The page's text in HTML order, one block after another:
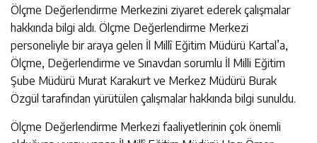
Ölçme Değerlendirme Merkezini ziyaret ederek çalışmalar
hakkında bilgi aldı. Ölçme Değerlendirme Merkezi
personeliyle bir araya gelen İl Millî Eğitim Müdürü Kartal’a,
Ölçme, Değerlendirme ve Sınavdan sorumlu İl Milli Eğitim
Şube Müdürü Murat Karakurt ve Merkez Müdürü Burak
Özgül tarafından yürütülen çalışmalar hakkında bilgi sunuldu.
Ölçme Değerlendirme Merkezi faaliyetlerinin çok önemli